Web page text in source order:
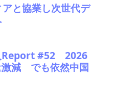
と協業し次世代デ
Report #52 2026
激減 でも依然中国